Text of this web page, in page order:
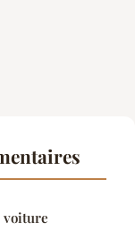
voiture